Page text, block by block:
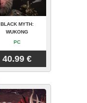
BLACK MYTH:
WUKONG
PC
40.99 €